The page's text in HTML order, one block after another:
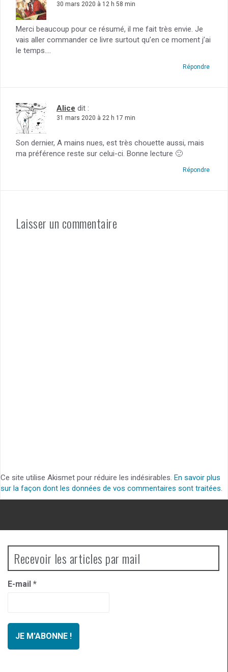
30 mars 2020 à 12 h 58 min
Merci beaucoup pour ce résumé, il me fait très envie. Je
vais aller commander ce livre surtout qu’en ce moment j’ai
le temps….
Répondre
Alice dit :
31 mars 2020 à 22 h 17 min
Son dernier, A mains nues, est très chouette aussi, mais
ma préférence reste sur celui-ci. Bonne lecture 🙂
Répondre
Laisser un commentaire
Ce site utilise Akismet pour réduire les indésirables. En savoir plus
sur la façon dont les données de vos commentaires sont traitées.
Recevoir les articles par mail
E-mail *